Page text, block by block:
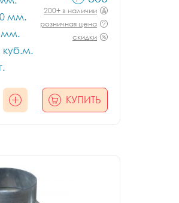
мм.
мм.
куб.м.
200+ в наличии
розничная цена
скидки
КУПИТЬ